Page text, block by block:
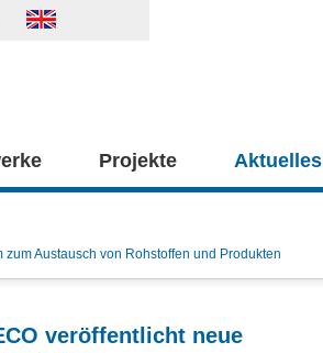
Projekte Aktuelles
Austausch von Rohstoffen und Produkten
veröffentlicht neue